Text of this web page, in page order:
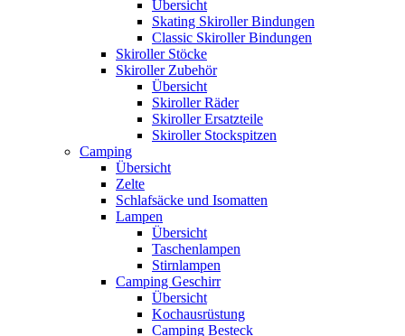
Übersicht
Skating Skiroller Bindungen
Classic Skiroller Bindungen
Skiroller Stöcke
Skiroller Zubehör
Übersicht
Skiroller Räder
Skiroller Ersatzteile
Skiroller Stockspitzen
Camping
Übersicht
Zelte
Schlafsäcke und Isomatten
Lampen
Übersicht
Taschenlampen
Stirnlampen
Camping Geschirr
Übersicht
Kochausrüstung
Camping Besteck